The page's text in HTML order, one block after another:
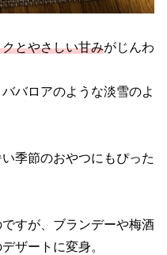
とやさしい甘みがじんわ
バロアのような淡雪のよ
季節のおやつにもぴった
すが、ブランデーや梅酒
ザートに変身。